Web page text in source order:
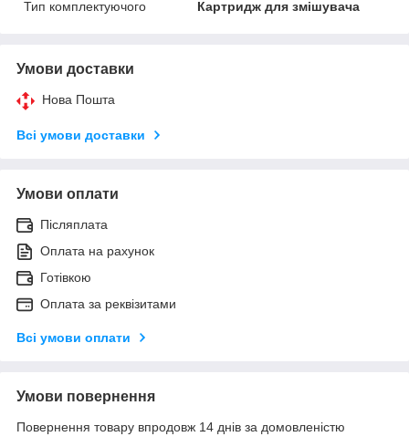
Тип комплектуючого
Картридж для змішувача
Умови доставки
Нова Пошта
Всі умови доставки
Умови оплати
Післяплата
Оплата на рахунок
Готівкою
Оплата за реквізитами
Всі умови оплати
Умови повернення
Повернення товару впродовж 14 днів за домовленістю